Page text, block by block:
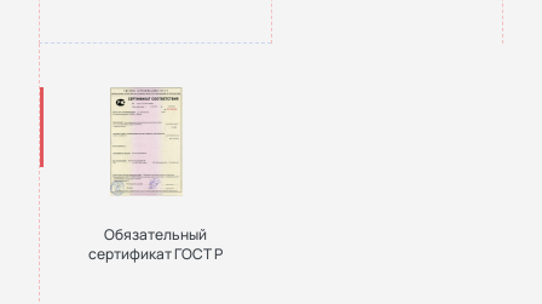
Обязательный
сертификат ГОСТ Р